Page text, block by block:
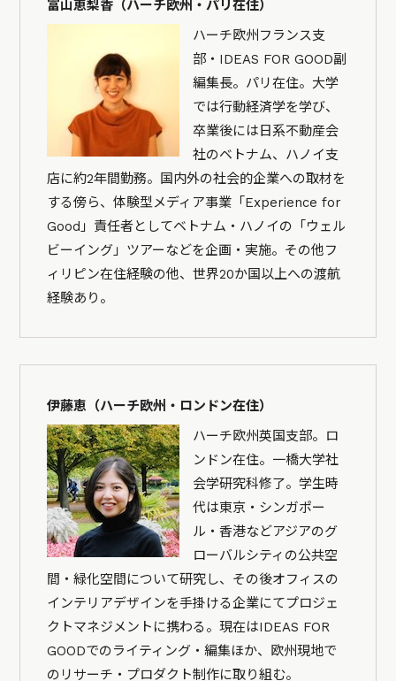
富山恵梨香（ハーチ欧州・パリ在住）
ハーチ欧州フランス支
部・IDEAS FOR GOOD副
編集長。パリ在住。大学
では行動経済学を学び、
卒業後には日系不動産会
社のベトナム、ハノイ支
店に約2年間勤務。国内外の社会的企業への取材を
する傍ら、体験型メディア事業「Experience for
Good」責任者としてベトナム・ハノイの「ウェル
ビーイング」ツアーなどを企画・実施。その他フ
ィリピン在住経験の他、世界20か国以上への渡航
経験あり。
伊藤恵（ハーチ欧州・ロンドン在住）
ハーチ欧州英国支部。ロ
ンドン在住。一橋大学社
会学研究科修了。学生時
代は東京・シンガポー
ル・香港などアジアのグ
ローバルシティの公共空
間・緑化空間について研究し、その後オフィスの
インテリアデザインを手掛ける企業にてプロジェ
クトマネジメントに携わる。現在はIDEAS FOR
GOODでのライティング・編集ほか、欧州現地で
のリサーチ・プロダクト制作に取り組む。